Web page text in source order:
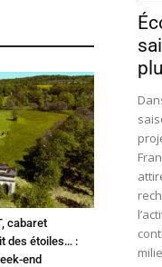
cabaret
des étoiles… :
end